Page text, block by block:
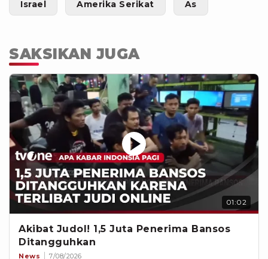
Israel Amerika Serikat As
SAKSIKAN JUGA
01:02
Akibat Judol! 1,5 Juta Penerima Bansos
Ditangguhkan
News 7/08/2026